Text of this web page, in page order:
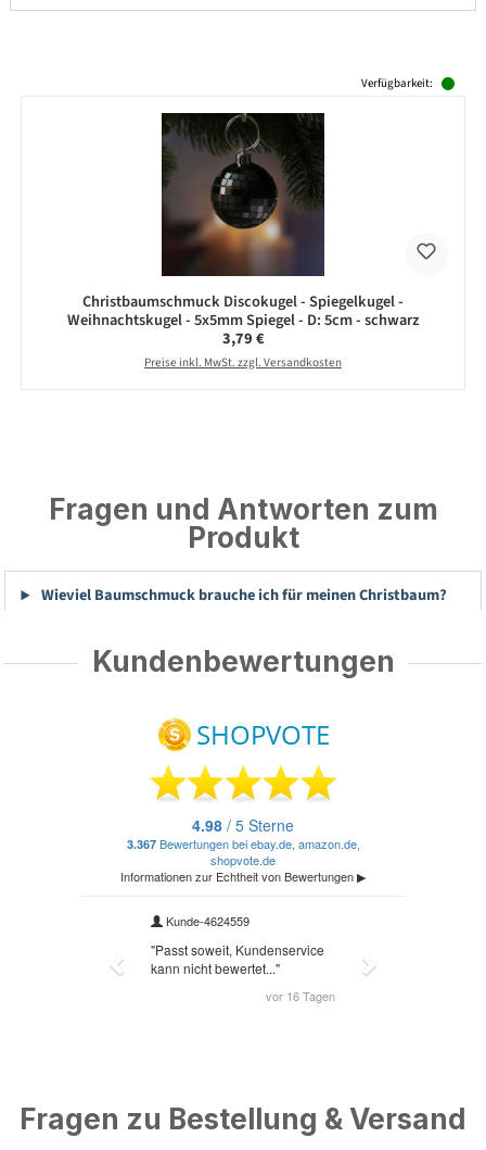
Verfügbarkeit:
Christbaumschmuck Discokugel - Spiegelkugel -
Weihnachtskugel - 5x5mm Spiegel - D: 5cm - schwarz
Regulärer Preis:
3,79 €
Preise inkl. MwSt. zzgl. Versandkosten
Fragen und Antworten zum
Produkt
Wieviel Baumschmuck brauche ich für meinen Christbaum?
Kundenbewertungen
Fragen zu Bestellung & Versand